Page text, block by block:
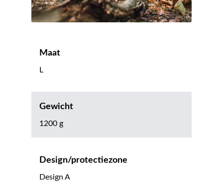
Maat
L
Gewicht
1200 g
Design/protectiezone
Design A